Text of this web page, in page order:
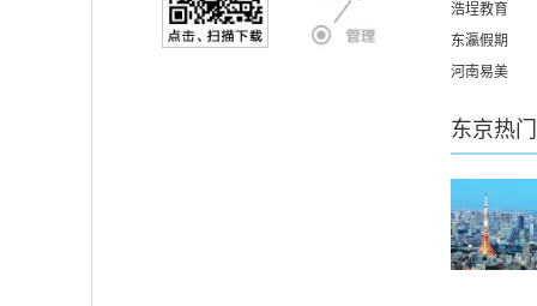
浩埕教育
东瀛假期
河南易美
东京热